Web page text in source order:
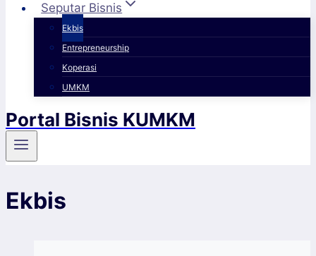
Seputar Bisnis
Ekbis
Entrepreneurship
Koperasi
UMKM
Portal Bisnis KUMKM
Ekbis